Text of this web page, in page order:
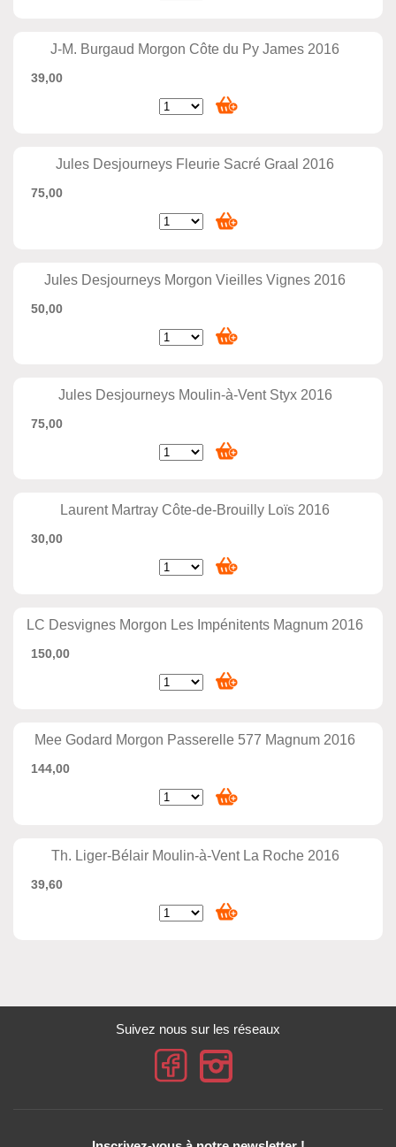
J-M. Burgaud Morgon Côte du Py James 2016
39,00
Jules Desjourneys Fleurie Sacré Graal 2016
75,00
Jules Desjourneys Morgon Vieilles Vignes 2016
50,00
Jules Desjourneys Moulin-à-Vent Styx 2016
75,00
Laurent Martray Côte-de-Brouilly Loïs 2016
30,00
LC Desvignes Morgon Les Impénitents Magnum 2016
150,00
Mee Godard Morgon Passerelle 577 Magnum 2016
144,00
Th. Liger-Bélair Moulin-à-Vent La Roche 2016
39,60
Suivez nous sur les réseaux